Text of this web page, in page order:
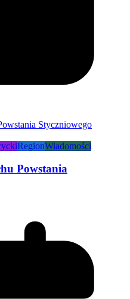
RegionWiadomości
Powstania